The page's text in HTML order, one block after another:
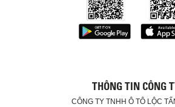
THÔNG TIN CÔNG
CÔNG TY TNHH Ô TÔ LỘC